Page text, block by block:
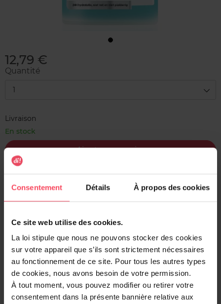
Consentement Détails À propos des cookies
Ce site web utilise des cookies.
La loi stipule que nous ne pouvons stocker des cookies
sur votre appareil que s’ils sont strictement nécessaires
au fonctionnement de ce site. Pour tous les autres types
de cookies, nous avons besoin de votre permission.
À tout moment, vous pouvez modifier ou retirer votre
consentement dans la présente bannière relative aux
12,79 €
Quantité
1
Livraison
En stock
Ajouter au panier
Retour gratuit dans votre magasin
Description
Le gel hydratant intense Hydra Energetic réveille, hydrate
et calme la peau de votre visage. Ne laisse pas de film